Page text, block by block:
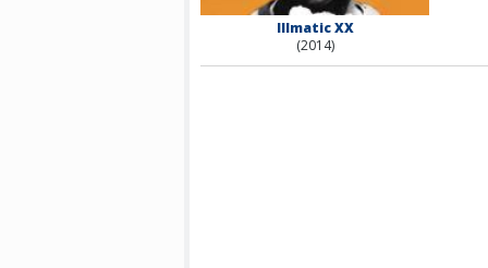
Illmatic XX
(2014)